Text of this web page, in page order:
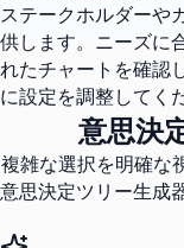
ステークホルダーや
供します。ニーズに
れたチャートを確認
に設定を調整してく
意思決
複雑な選択を明確な
意思決定ツリー生成